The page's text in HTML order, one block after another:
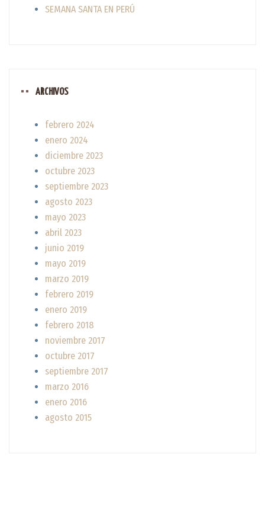
SEMANA SANTA EN PERÚ
ARCHIVOS
febrero 2024
enero 2024
diciembre 2023
octubre 2023
septiembre 2023
agosto 2023
mayo 2023
abril 2023
junio 2019
mayo 2019
marzo 2019
febrero 2019
enero 2019
febrero 2018
noviembre 2017
octubre 2017
septiembre 2017
marzo 2016
enero 2016
agosto 2015